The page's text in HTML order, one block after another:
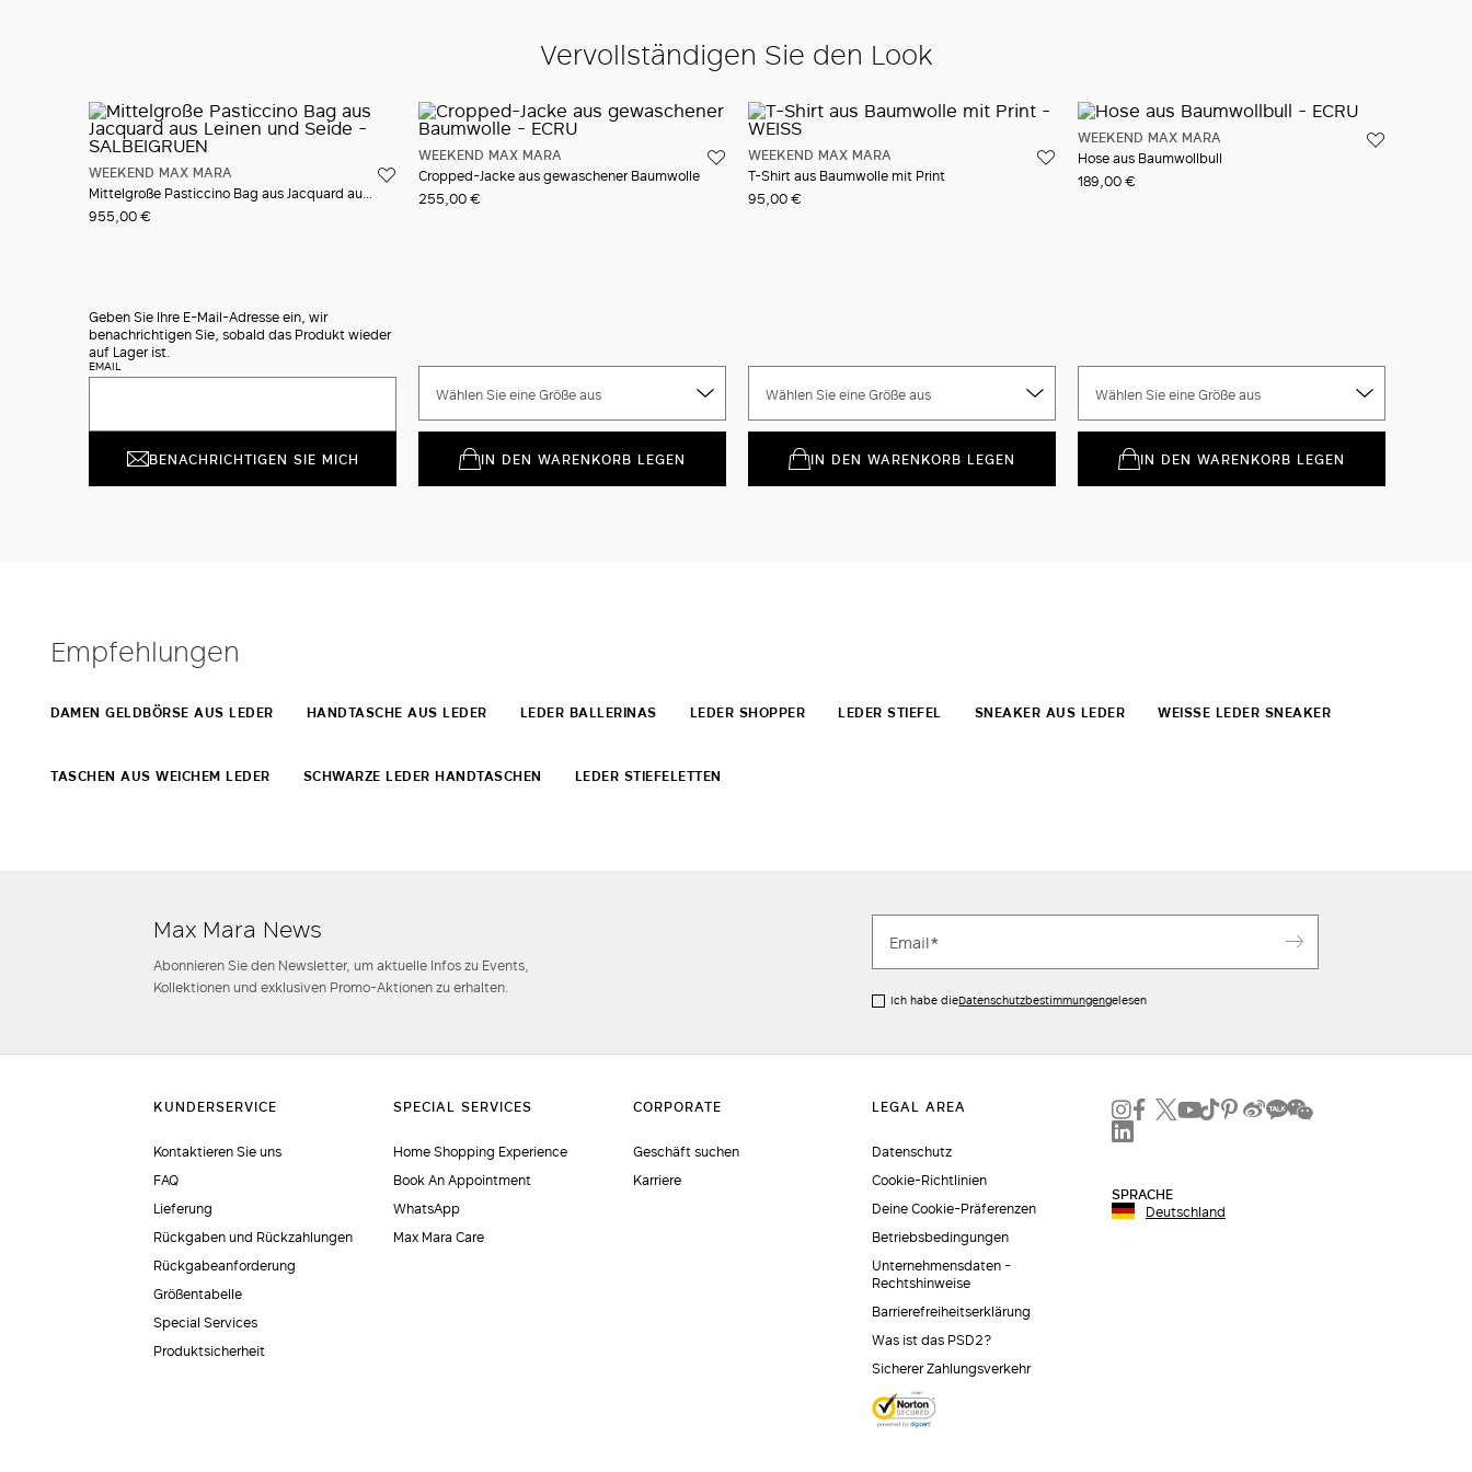
Versand Und Rücksendung sind kostenfrei
Die Lieferung dauert normalerweise 4-8 Werktage.
Neue Services im Shop
Klicke hier und entdecke
Vervollständigen Sie den Look
WEEKEND MAX MARA
Mittelgroße Pasticcino Bag aus Jacquard aus Leinen und Seide
955,00 €
Geben Sie Ihre E-Mail-Adresse ein, wir
benachrichtigen Sie, sobald das Produkt wieder
auf Lager ist.
EMAIL
BENACHRICHTIGEN SIE MICH
WEEKEND MAX MARA
Cropped-Jacke aus gewaschener Baumwolle
255,00 €
Wählen Sie eine Größe aus
IN DEN WARENKORB LEGEN
WEEKEND MAX MARA
T-Shirt aus Baumwolle mit Print
95,00 €
Wählen Sie eine Größe aus
IN DEN WARENKORB LEGEN
WEEKEND MAX MARA
Hose aus Baumwollbull
189,00 €
Wählen Sie eine Größe aus
IN DEN WARENKORB LEGEN
Empfehlungen
DAMEN GELDBÖRSE AUS LEDER HANDTASCHE AUS LEDER LEDER BALLERINAS LEDER SHOPPER LEDER STIEFEL SNEAKER AUS LEDER WEISSE LEDER SNEAKER
TASCHEN AUS WEICHEM LEDER SCHWARZE LEDER HANDTASCHEN LEDER STIEFELETTEN
Max Mara News
Abonnieren Sie den Newsletter, um aktuelle Infos zu Events,
Kollektionen und exklusiven Promo-Aktionen zu erhalten.
Ich habe dieDatenschutzbestimmungengelesen
Kontaktieren Sie uns
FAQ
Lieferung
Rückgaben und Rückzahlungen
Rückgabeanforderung
Größentabelle
Special Services
Produktsicherheit
Home Shopping Experience
Book An Appointment
WhatsApp
Max Mara Care
Geschäft suchen
Karriere
Datenschutz
Cookie-Richtlinien
Deine Cookie-Präferenzen
Betriebsbedingungen
Unternehmensdaten -
Rechtshinweise
Barrierefreiheitserklärung
Was ist das PSD2?
Sicherer Zahlungsverkehr
SPRACHE
Deutschland